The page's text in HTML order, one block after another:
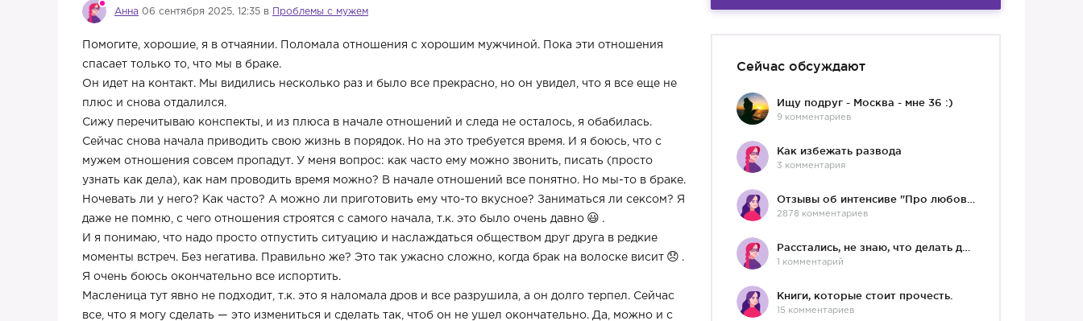
Анна 06 сентября 2025, 12:35 в Проблемы с мужем
Помогите, хорошие, я в отчаянии. Поломала отношения с хорошим мужчиной. Пока эти отношения
спасает только то, что мы в браке.
Он идет на контакт. Мы видились несколько раз и было все прекрасно, но он увидел, что я все еще не
плюс и снова отдалился.
Сижу перечитываю конспекты, и из плюса в начале отношений и следа не осталось, я обабилась.
Сейчас снова начала приводить свою жизнь в порядок. Но на это требуется время. И я боюсь, что с
мужем отношения совсем пропадут. У меня вопрос: как часто ему можно звонить, писать (просто
узнать как дела), как нам проводить время можно? В начале отношений все понятно. Но мы-то в браке.
Ночевать ли у него? Как часто? А можно ли приготовить ему что-то вкусное? Заниматься ли сексом? Я
даже не помню, с чего отношения строятся с самого начала, т.к. это было очень давно
.
И я понимаю, что надо просто отпустить ситуацию и наслаждаться обществом друг друга в редкие
моменты встреч. Без негатива. Правильно же? Это так ужасно сложно, когда брак на волоске висит
.
Я очень боюсь окончательно все испортить.
Масленица тут явно не подходит, т.к. это я наломала дров и все разрушила, а он долго терпел. Сейчас
все, что я могу сделать — это измениться и сделать так, чтоб он не ушел окончательно. Да, можно и с
Сейчас обсуждают
Ищу подруг - Москва - мне 36 :)
9 комментариев
Как избежать развода
3 комментария
2878 комментариев
1 комментарий
Книги, которые стоит прочесть.
15 комментариев